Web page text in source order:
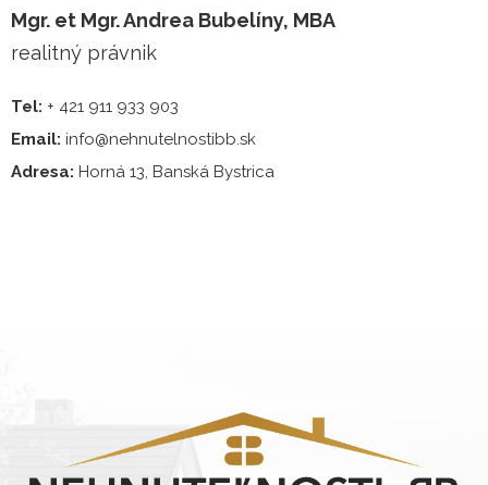
Mgr. et Mgr. Andrea Bubelíny, MBA
realitný právnik
Tel: + 421 911 933 903
Email: info@nehnutelnostibb.sk
Adresa: Horná 13, Banská Bystrica